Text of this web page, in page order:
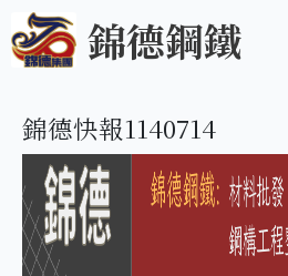
錦德鋼鐵
錦德快報1140714